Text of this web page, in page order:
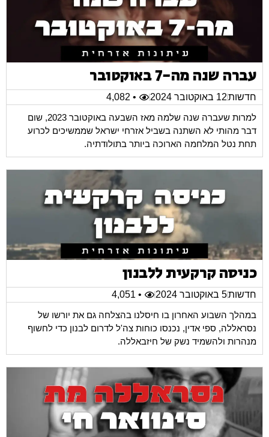
עברה שנה מה-7 באוקטובר
חדשות12 באוקטובר 2024
• 4,082
למרות שעברה שנה שלמה מאז השבעה באוקטובר 2023, שום
דבר מהותי לא השתנה בשביל אזרחי ישראל שממשיכים לכרוע
תחת נטל המלחמה הארוכה ביותר בתולודתיה.
כניסה קרקעית ללבנון
חדשות5 באוקטובר 2024
• 4,051
במהלך השבוע האחרון בו חיסלנו בהצלחה גם את יורשו של
נסראללה, ספי אדין, נכנסו כוחות צה'ל לדרום לבנון כדי לחשוף
מנהרות ולהשמיד נשק של חיזבאללה.